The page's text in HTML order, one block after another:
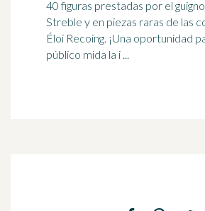
40 figuras prestadas por el
Streble y en piezas raras de las
Éloi Recoing. ¡Una oportunidad
público mida la i ...